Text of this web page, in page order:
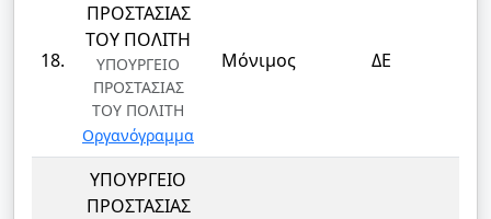
18.
ΠΡΟΣΤΑΣΙΑΣ
ΤΟΥ ΠΟΛΙΤΗ
ΥΠΟΥΡΓΕΙΟ
ΠΡΟΣΤΑΣΙΑΣ
ΤΟΥ ΠΟΛΙΤΗ
Οργανόγραμμα
Μόνιμος ΔΕ
ΥΠΟΥΡΓΕΙΟ
ΠΡΟΣΤΑΣΙΑΣ